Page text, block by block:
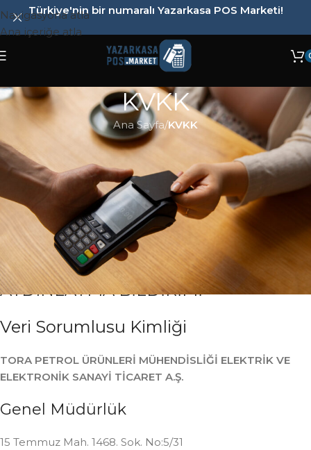
Navigasyona atla
Ana içeriğe atla
Türkiye'nin bir numaralı Yazarkasa POS Marketi!
KVKK
Ana Sayfa/KVKK
TORA PETROL ÜRÜNLERİ
MÜHENDİSLİĞİ ELEKTRİK VE
ELEKTRONİK SANAYİ TİCARET
A.Ş.
TİCARİ FAALİYETLERİ HAKKINDA
AYDINLATMA BİLDİRİMİ
Veri Sorumlusu Kimliği
TORA PETROL ÜRÜNLERİ MÜHENDİSLİĞİ ELEKTRİK VE
ELEKTRONİK SANAYİ TİCARET A.Ş.
Genel Müdürlük
15 Temmuz Mah. 1468. Sok. No:5/31